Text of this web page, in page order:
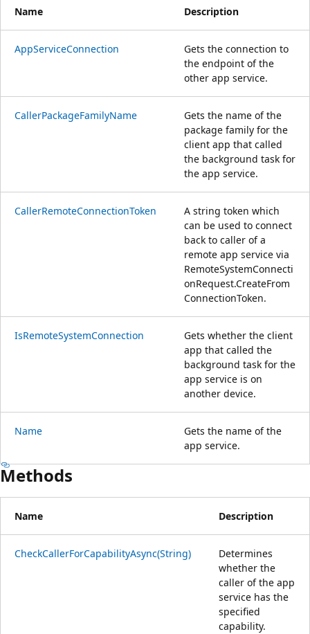
Name Description
AppServiceConnection
Gets the connection to
the endpoint of the
other app service.
CallerPackageFamilyName
Gets the name of the
package family for the
client app that called
the background task for
the app service.
CallerRemoteConnectionToken
A string token which
can be used to connect
back to caller of a
remote app service via
RemoteSystemConnecti
onRequest.CreateFrom
ConnectionToken.
IsRemoteSystemConnection
Gets whether the client
app that called the
background task for the
app service is on
another device.
Name
Gets the name of the
app service.
Methods
Name Description
CheckCallerForCapabilityAsync(String)
Determines
whether the
caller of the app
service has the
specified
capability.